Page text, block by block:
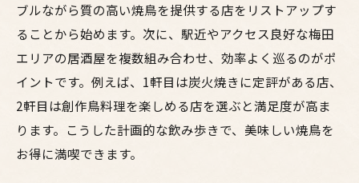
ブルながら質の高い焼鳥を提供する店をリストアップす
ることから始めます。次に、駅近やアクセス良好な梅田
エリアの居酒屋を複数組み合わせ、効率よく巡るのがポ
イントです。例えば、1軒目は炭火焼きに定評がある店、
2軒目は創作鳥料理を楽しめる店を選ぶと満足度が高ま
ります。こうした計画的な飲み歩きで、美味しい焼鳥を
お得に満喫できます。